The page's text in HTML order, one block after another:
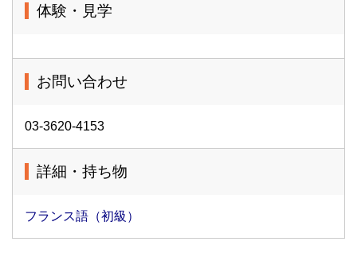
体験・見学
お問い合わせ
03-3620-4153
詳細・持ち物
フランス語（初級）